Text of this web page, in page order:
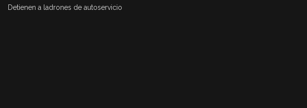
Detienen a ladrones de autoservicio